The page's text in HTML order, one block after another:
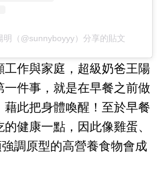
明（@sunnyboyyy）分享的貼文
工作與家庭，超級奶爸王陽
一件事，就是在早餐之前做
藉此把身體喚醒！至於早餐
健康一點，因此像雞蛋、
調原型的高營養食物會成